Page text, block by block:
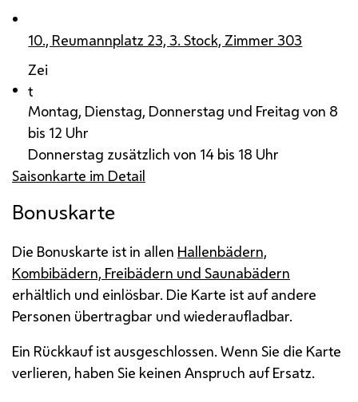
10., Reumannplatz 23, 3. Stock, Zimmer 303
Zei
t
Montag, Dienstag, Donnerstag und Freitag von 8
bis 12 Uhr
Donnerstag zusätzlich von 14 bis 18 Uhr
Saisonkarte im Detail
Bonuskarte
Die Bonuskarte ist in allen Hallenbädern,
Kombibädern, Freibädern und Saunabädern
erhältlich und einlösbar. Die Karte ist auf andere
Personen übertragbar und wiederaufladbar.
Ein Rückkauf ist ausgeschlossen. Wenn Sie die Karte
verlieren, haben Sie keinen Anspruch auf Ersatz.